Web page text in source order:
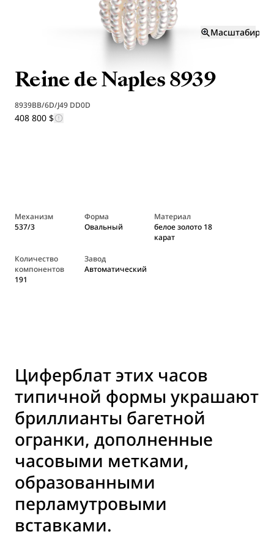
Reine de Naples 8939
8939BB/6D/J49 DD0D
408 800 $
Механизм
537/3
Форма
Овальный
Материал
белое золото 18
карат
Количество
компонентов
191
Завод
Автоматический
Циферблат этих часов
типичной формы украшают
бриллианты багетной
огранки, дополненные
часовыми метками,
образованными
перламутровыми
вставками.